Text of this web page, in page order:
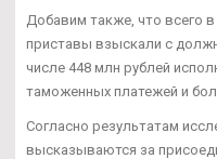
Добавим также, что всего
приставы взыскали с
числе 448 млн рублей
таможенных платежей и
Согласно результатам
высказываются за